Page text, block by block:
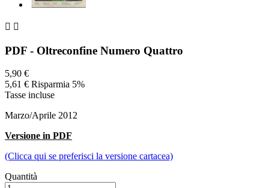
 
PDF - Oltreconfine Numero Quattro
5,90 €
5,61 € Risparmia 5%
Tasse incluse
Marzo/Aprile 2012
Versione in PDF
(Clicca qui se preferisci la versione cartacea)
Quantità